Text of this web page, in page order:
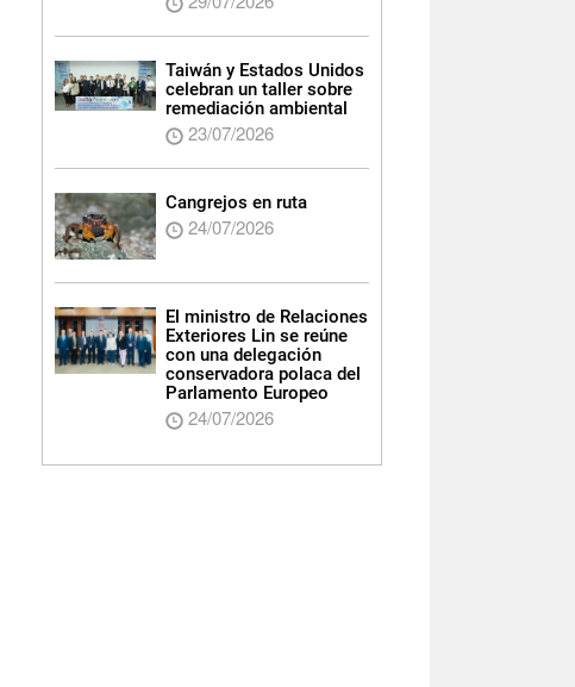
Taiwán y Estados Unidos
celebran un taller sobre
remediación ambiental
23/07/2026
Cangrejos en ruta
24/07/2026
El ministro de Relaciones
Exteriores Lin se reúne
con una delegación
conservadora polaca del
Parlamento Europeo
24/07/2026